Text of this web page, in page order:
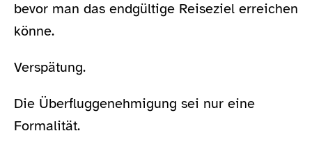
bevor man das endgültige Reiseziel erreichen
könne.
Verspätung.
Die Überfluggenehmigung sei nur eine
Formalität.